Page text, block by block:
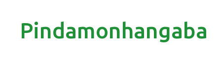
Pindamonhangaba